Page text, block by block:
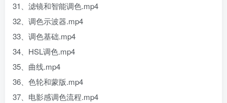
31、滤镜和智能调色.mp4
32、调色示波器.mp4
33、调色基础.mp4
34、HSL调色.mp4
35、曲线.mp4
36、色轮和蒙版.mp4
37、电影感调色流程.mp4